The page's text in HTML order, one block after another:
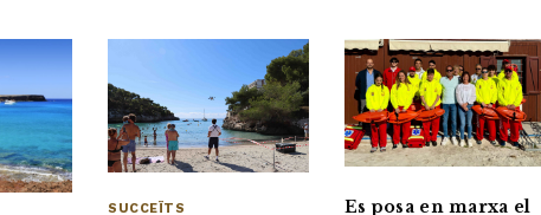
SUCCEÏTS Es posa en marxa el